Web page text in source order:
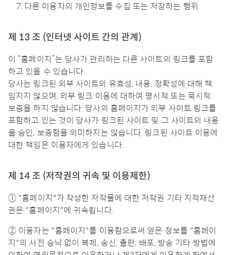
다른 이용자의 개인정보를 수집 또는 저장하는 행위
제 13 조 (인터넷 사이트 간의 관계)
이 “홈페이지”는 당사가 관리하는 다른 사이트의 링크를 포함
하고 있을 수 있습니다.
당사는 링크된 외부 사이트의 유효성, 내용, 정확성에 대해 책
임지지 않으며, 외부 링크 이용에 대하여 명시적 또는 묵시적
보증을 하지 않습니다. 당사의 홈페이지가 외부 사이트 링크를
포함하고 있는 것이 당사가 링크된 사이트 및 그 사이트의 내용
을 승인, 보증함을 의미하지는 않습니다. 링크된 사이트 이용에
대한 책임은 이용자에게 있습니다.
제 14 조 (저작권의 귀속 및 이용제한)
① "홈페이지"가 작성한 저작물에 대한 저작권 기타 지적재산
권은 "홈페이지"에 귀속됩니다.
② 이용자는 "홈페이지"를 이용함으로써 얻은 정보를 "홈페이
지"의 사전 승낙 없이 복제, 송신, 출판, 배포, 방송 기타 방법에